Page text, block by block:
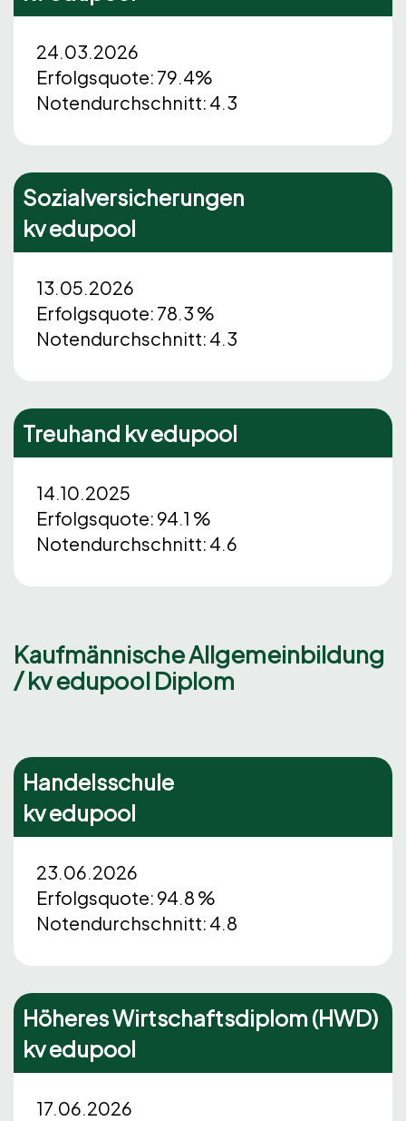
24.03.2026
Erfolgsquote: 79.4%
Notendurchschnitt: 4.3
Sozialversicherungen
kv edupool
13.05.2026
Erfolgsquote: 78.3 %
Notendurchschnitt: 4.3
Treuhand kv edupool
14.10.2025
Erfolgsquote: 94.1 %
Notendurchschnitt: 4.6
Kaufmännische Allgemeinbildung
/ kv edupool Diplom
Handelsschule
kv edupool
23.06.2026
Erfolgsquote: 94.8 %
Notendurchschnitt: 4.8
Höheres Wirtschaftsdiplom (HWD)
kv edupool
17.06.2026